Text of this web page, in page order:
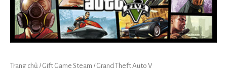
Trang chủ /Gift Game Steam / Grand Theft Auto V